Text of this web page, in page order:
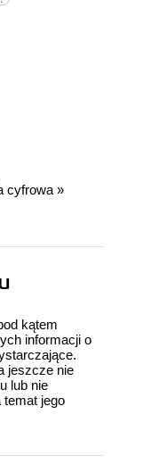
cyfrowa»
kątem
informacji o
jeszcze nie
lub nie
temat jego